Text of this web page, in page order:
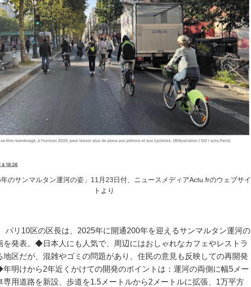
年のサンマルタン運河の姿」11月23日付、ニュースメディアActu.frのウェブサイ
トより
パリ10区の区長は、2025年に開通200年を迎えるサンマルタン運河の
を発表。◆日本人にも人気で、周辺にはおしゃれなカフェやレストラ
地区だが、混雑やゴミの問題があり、住民の意見も反映しての再開発
明けから2年近くかけての開発のポイントは：運河の両側に幅5メー
専用道路を新設、歩道を1.5メートルから2メートルに拡張、1万平方